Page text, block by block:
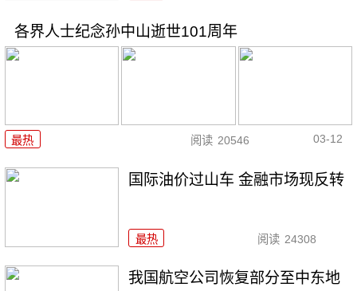
各界人士纪念孙中山逝世101周年
最热 阅读 20546 03-12
国际油价过山车 金融市场现反转
最热 阅读 24308
我国航空公司恢复部分至中东地